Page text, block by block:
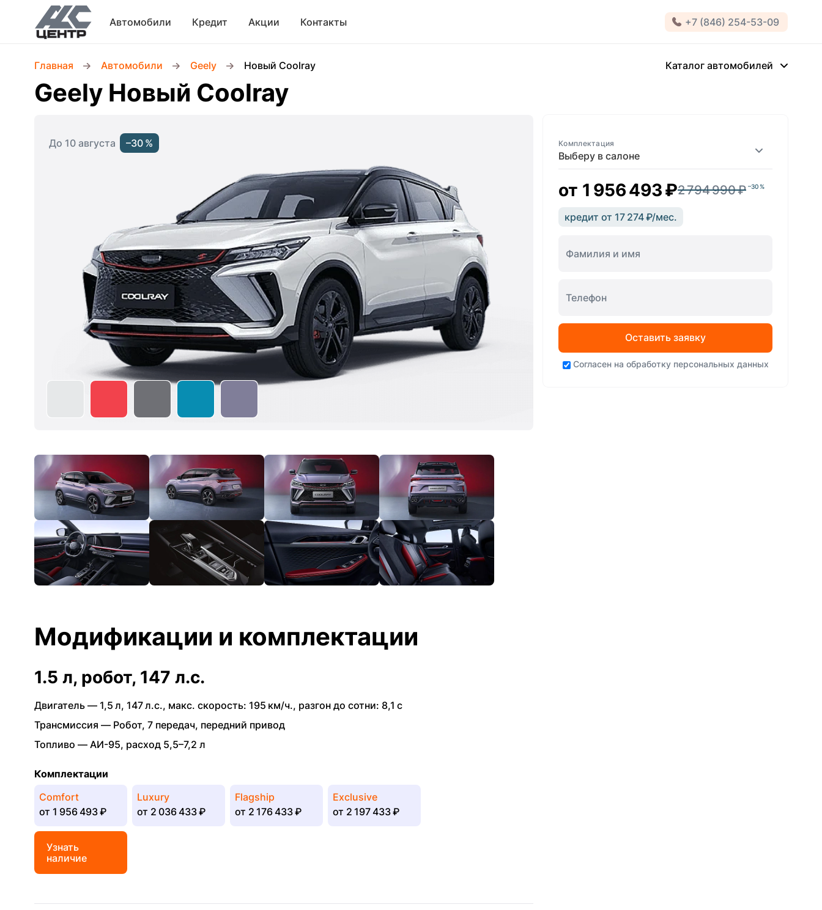
Автомобили Кредит Акции Контакты +7 (846) 254-53-09
Главная Автомобили Geely Новый Coolray Каталог автомобилей
Geely Новый Coolray
До 10 августа
–30 %
Выберу в салоне
Комплектация
от 1 956 493 ₽2 794 990 ₽ –30 %
кредит от 17 274 ₽/мес.
Оставить заявку
Согласен на обработку персональных данных
Модификации и комплектации
1.5 л, робот, 147 л.с.
Двигатель — 1,5 л, 147 л.с., макс. скорость: 195 км/ч., разгон до сотни: 8,1 с
Трансмиссия — Робот, 7 передач, передний привод
Топливо — АИ-95, расход 5,5–7,2 л
Комплектации
Comfort
от 1 956 493 ₽
Luxury
от 2 036 433 ₽
Flagship
от 2 176 433 ₽
Exclusive
от 2 197 433 ₽
Узнать
наличие